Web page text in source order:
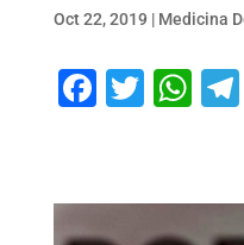
Oct 22, 2019 | Medicina